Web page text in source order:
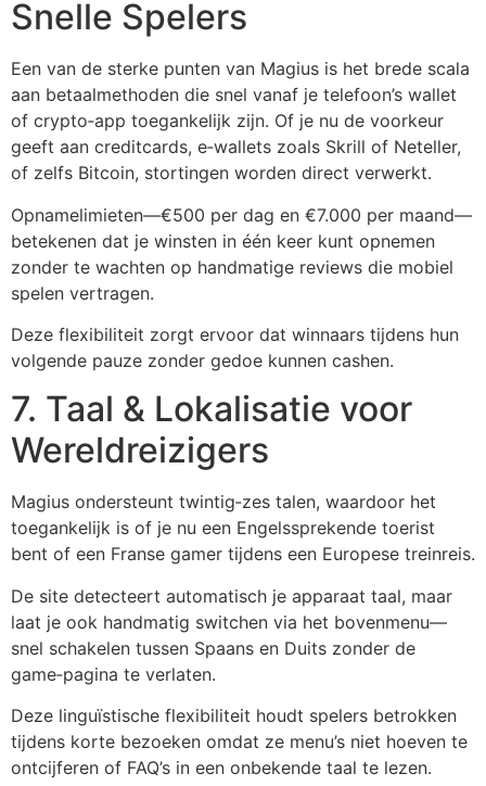
Snelle Spelers
Een van de sterke punten van Magius is het brede scala
aan betaalmethoden die snel vanaf je telefoon’s wallet
of crypto‑app toegankelijk zijn. Of je nu de voorkeur
geeft aan creditcards, e‑wallets zoals Skrill of Neteller,
of zelfs Bitcoin, stortingen worden direct verwerkt.
Opnamelimieten—€500 per dag en €7.000 per maand—
betekenen dat je winsten in één keer kunt opnemen
zonder te wachten op handmatige reviews die mobiel
spelen vertragen.
Deze flexibiliteit zorgt ervoor dat winnaars tijdens hun
volgende pauze zonder gedoe kunnen cashen.
7. Taal & Lokalisatie voor
Wereldreizigers
Magius ondersteunt twintig‑zes talen, waardoor het
toegankelijk is of je nu een Engelssprekende toerist
bent of een Franse gamer tijdens een Europese treinreis.
De site detecteert automatisch je apparaat taal, maar
laat je ook handmatig switchen via het bovenmenu—
snel schakelen tussen Spaans en Duits zonder de
game‑pagina te verlaten.
Deze linguïstische flexibiliteit houdt spelers betrokken
tijdens korte bezoeken omdat ze menu’s niet hoeven te
ontcijferen of FAQ’s in een onbekende taal te lezen.